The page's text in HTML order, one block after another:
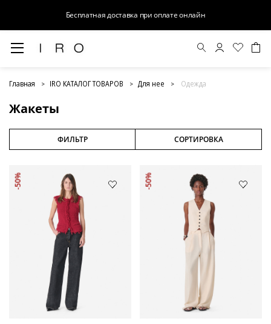
Бесплатная доставка при оплате онлайн
Главная IRO КАТАЛОГ ТОВАРОВ Для нее Одежда
Жакеты
ФИЛЬТР СОРТИРОВКА
-50% -50%